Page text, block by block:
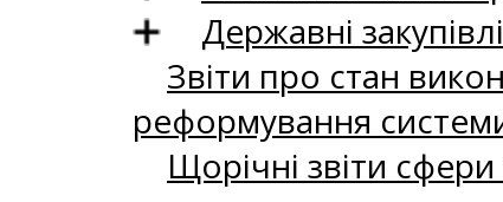
Державні
Звіти про стан
реформування
Щорічні звіти